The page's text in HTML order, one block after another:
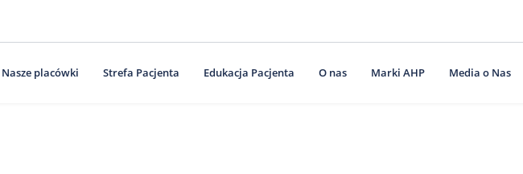
Nasze placówki Strefa Pacjenta Edukacja Pacjenta O nas Marki AHP Media o Nas